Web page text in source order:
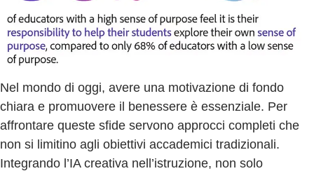
Nel mondo di oggi, avere una motivazione di fondo
chiara e promuovere il benessere è essenziale. Per
affrontare queste sfide servono approcci completi che
non si limitino agli obiettivi accademici tradizionali.
Integrando l’IA creativa nell’istruzione, non solo